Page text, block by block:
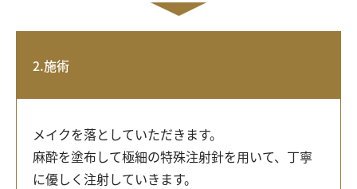
2.施術
メイクを落としていただきます。
麻酔を塗布して極細の特殊注射針を用いて、丁寧
に優しく注射していきます。